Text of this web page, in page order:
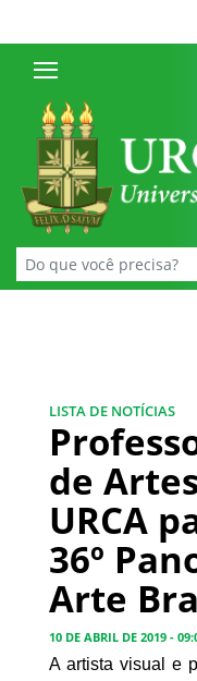
LISTA DE NOTÍCIAS
de
URCA
36º
Arte
10 DE ABRIL DE 2019 -
A artista visual e